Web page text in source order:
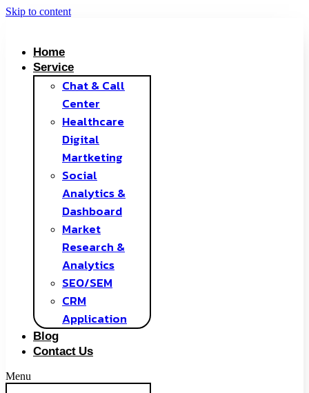
Skip to content
Home
Service
Chat & Call
Center
Healthcare
Digital
Martketing
Social
Analytics &
Dashboard
Market
Research &
Analytics
SEO/SEM
CRM
Application
Blog
Contact Us
Menu